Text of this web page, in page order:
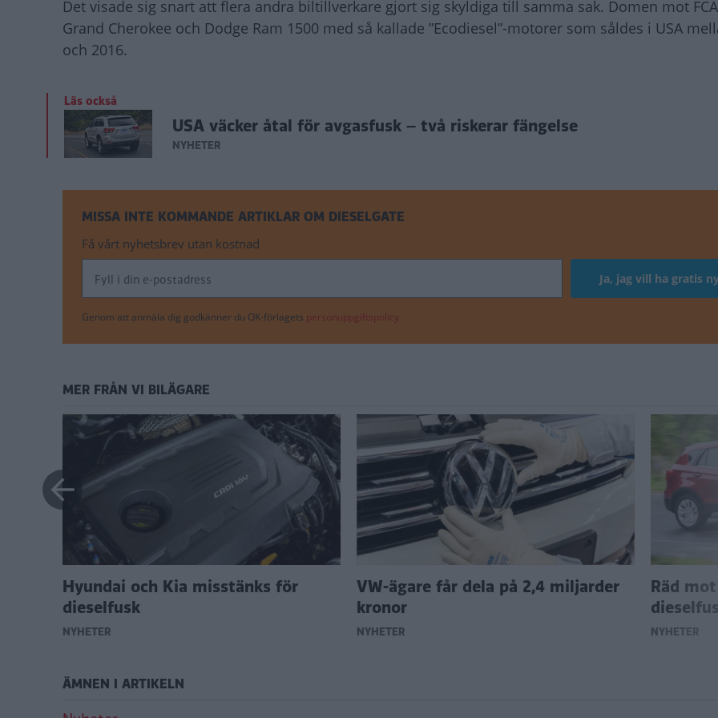
Det visade sig snart att flera andra biltillverkare gjort sig skyldiga till samma sak. Domen mot
Grand Cherokee och Dodge Ram 1500 med så kallade ”Ecodiesel”-motorer som såldes i USA
och 2016.
Läs också
USA väcker åtal för avgasfusk – två riskerar fängelse
NYHETER
MISSA INTE KOMMANDE ARTIKLAR OM DIESELGATE
Få vårt nyhetsbrev utan kostnad
Genom att anmäla dig godkänner du OK-förlagets personuppgiftspolicy.
MER FRÅN VI BILÄGARE
Hyundai och Kia misstänks för
dieselfusk
NYHETER
VW-ägare får dela på 2,4 miljarder
kronor
NYHETER
Räd
NYHETER
ÄMNEN I ARTIKELN